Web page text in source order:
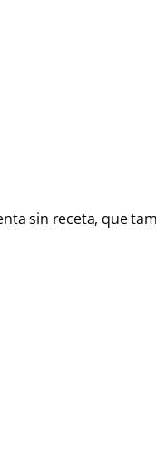
sin receta, que